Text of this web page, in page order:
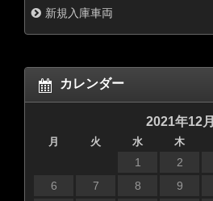
新規入庫車両
カレンダー
2021年12月
月 火 水 木
1 2
6
7 8 9